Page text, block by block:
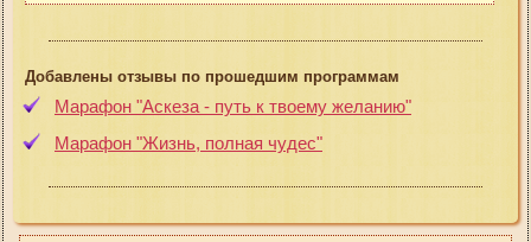
Добавлены отзывы по прошедшим программам
Марафон "Аскеза - путь к твоему желанию"
Марафон "Жизнь, полная чудес"